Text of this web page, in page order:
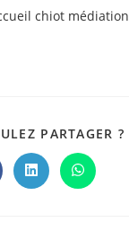
chiot médiation
PARTAGER ?
Ouvrir
dans
Ouvrir
dans